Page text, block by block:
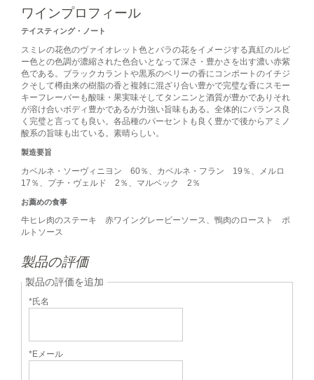
ワインプロフィール
テイスティング・ノート
スミレの花色のヴァイオレット色とバラの花をイメージする真紅のルビ
ー色との色調が濃縮された色合いとなって深さ・豊かさを出す濃い赤紫
色である。ブラックカラントや黒系のベリーの香にコンポートのイチジ
クそして樽由来の樹脂の香と複雑に混ざり合い豊かで完璧な香にスモー
キーフレーバーも酸味・果実味そしてタンニンと酒質が豊かでありそれ
が溶け合いボディ豊かであるが力強い旨味もある。全体的にバランス良
く完璧と言っても良い。各品種のパーセントも良く豊かで後からアミノ
酸系の旨味も出ている。素晴らしい。
製造要旨
カベルネ・ソーヴィニヨン 60％、カベルネ・フラン 19％、メルロ
17％、プチ・ヴェルド 2％、マルベック 2％
お薦めの食事
牛ヒレ肉のステーキ 赤ワイングレービーソース、鴨肉のロースト ポ
ルトソース
製品の評価
製品の評価を追加
*氏名
*Eメール